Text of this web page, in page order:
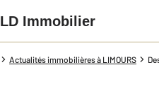
LD Immobilier
Actualités immobilières à LIMOURS